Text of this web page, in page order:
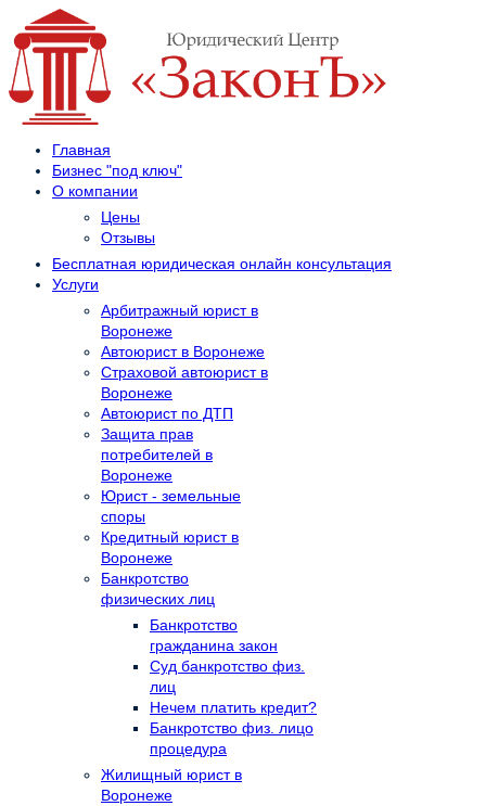
Главная
Бизнес "под ключ"
О компании
Цены
Отзывы
Бесплатная юридическая онлайн консультация
Услуги
Арбитражный юрист в
Воронеже
Автоюрист в Воронеже
Страховой автоюрист в
Воронеже
Автоюрист по ДТП
Защита прав
потребителей в
Воронеже
Юрист - земельные
споры
Кредитный юрист в
Воронеже
Банкротство
физических лиц
Банкротство
гражданина закон
Суд банкротство физ.
лиц
Нечем платить кредит?
Банкротство физ. лицо
процедура
Жилищный юрист в
Воронеже